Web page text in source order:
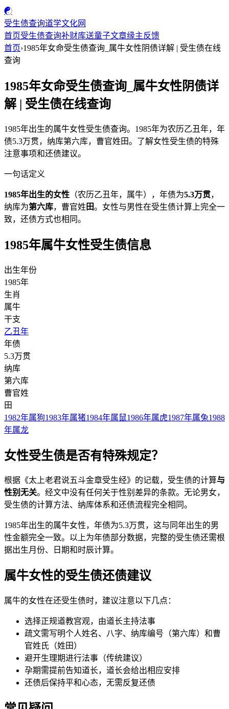
☯
受生债查询道学文化网
首页受生债查询补财库送童子文章缘主反馈
首页›1985年女命受生债查询_属牛女性阴债详解 | 受生债在线
查询
1985年女命受生债查询_属牛女性阴债详
解 | 受生债在线查询
1985年出生的属牛女性受生债查询。1985年为农历乙丑年，年
债5.3万贯，纳库第六库，曹官姓田。了解女性受生债的特殊
注意事项和还债建议。
一句话定义
1985年出生的女性 （农历乙丑年，属牛），年债为5.3万贯，
纳库为第六库，曹官姓 田。女性与男性在受生债计算上完全一
致，还债方式也相同。
1985年属牛女性受生债信息
出生年份
1985年
生肖
属牛
干支
乙丑年
年债
5.3万贯
纳库
第六库
曹官姓
田
1982年属狗1983年属猪1984年属鼠1986年属虎1987年属兔1988
年属龙
女性受生债是否有特殊规定？
根据《太上老君说五斗金章受生经》的记载，受生债的计算与
性别无关。经文中没有任何关于性别差异的条款。无论男女，
受生债的计算方法、纳库体系和还债流程完全相同。
1985年出生的属牛女性，年债为5.3万贯，这与同年出生的男
性金额完全一致。以上为年债部分数据，完整的受生债还需根
据出生月份、日期和时辰计算。
属牛女性的受生债还债建议
属牛的女性在还受生债时，建议注意以下几点：
选择正规道教宫观，由道长主持法事
疏文需写明个人姓名、八字、纳库编号（第六库）和曹
官姓氏（姓田）
避开生理期进行法事（传统建议）
孕期需提前告知道长，道长会给出相应安排
还债后保持平和心态，无需反复还债